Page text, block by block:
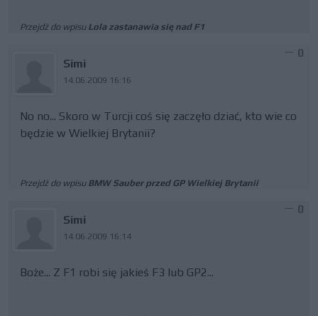
Przejdź do wpisu Lola zastanawia się nad F1
Simi
14.06.2009 16:16
0
No no... Skoro w Turcji coś się zaczęło dziać, kto wie co
będzie w Wielkiej Brytanii?
Przejdź do wpisu BMW Sauber przed GP Wielkiej Brytanii
Simi
14.06.2009 16:14
0
Boże... Z F1 robi się jakieś F3 lub GP2...